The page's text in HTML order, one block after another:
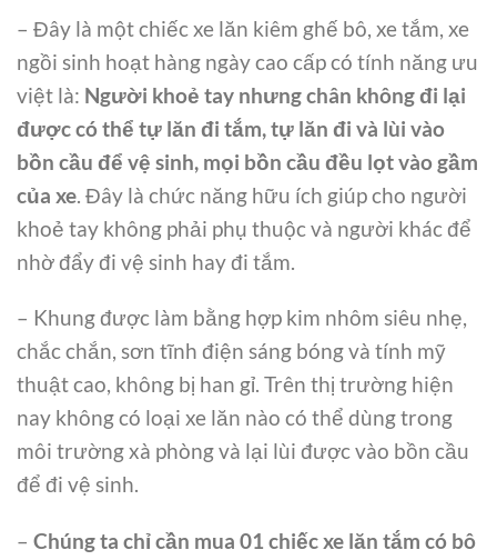
– Đây là một chiếc xe lăn kiêm ghế bô, xe tắm, xe
ngồi sinh hoạt hàng ngày cao cấp có tính năng ưu
việt là: Người khoẻ tay nhưng chân không đi lại
được có thể tự lăn đi tắm, tự lăn đi và lùi vào
bồn cầu để vệ sinh, mọi bồn cầu đều lọt vào gầm
của xe. Đây là chức năng hữu ích giúp cho người
khoẻ tay không phải phụ thuộc và người khác để
nhờ đẩy đi vệ sinh hay đi tắm.
– Khung được làm bằng hợp kim nhôm siêu nhẹ,
chắc chắn, sơn tĩnh điện sáng bóng và tính mỹ
thuật cao, không bị han gỉ. Trên thị trường hiện
nay không có loại xe lăn nào có thể dùng trong
môi trường xà phòng và lại lùi được vào bồn cầu
để đi vệ sinh.
– Chúng ta chỉ cần mua 01 chiếc xe lăn tắm có bô